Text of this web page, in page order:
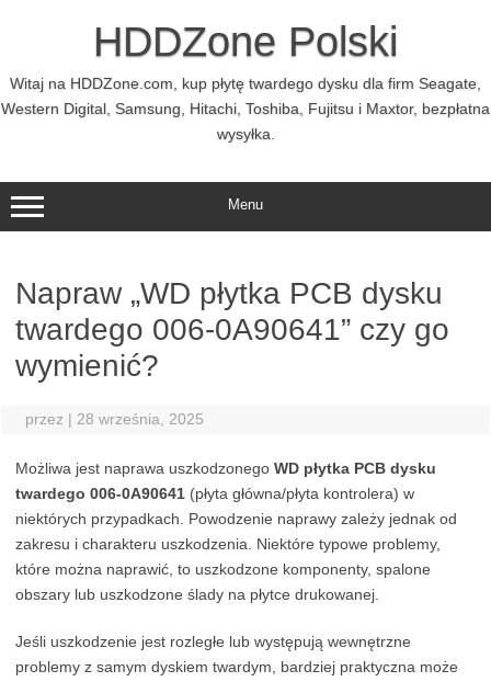
HDDZone Polski
Witaj na HDDZone.com, kup płytę twardego dysku dla firm Seagate,
Western Digital, Samsung, Hitachi, Toshiba, Fujitsu i Maxtor, bezpłatna
wysyłka.
Menu
Napraw „WD płytka PCB dysku
twardego 006-0A90641” czy go
wymienić?
przez | 28 września, 2025
Możliwa jest naprawa uszkodzonego WD płytka PCB dysku
twardego 006-0A90641 (płyta główna/płyta kontrolera) w
niektórych przypadkach. Powodzenie naprawy zależy jednak od
zakresu i charakteru uszkodzenia. Niektóre typowe problemy,
które można naprawić, to uszkodzone komponenty, spalone
obszary lub uszkodzone ślady na płytce drukowanej.
Jeśli uszkodzenie jest rozległe lub występują wewnętrzne
problemy z samym dyskiem twardym, bardziej praktyczna może